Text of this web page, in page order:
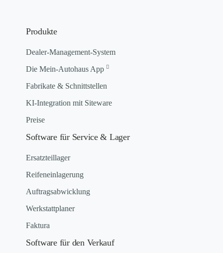
Produkte
Dealer-Management-System
Die Mein-Autohaus App
Fabrikate & Schnittstellen
KI-Integration mit Siteware
Preise
Software für Service & Lager
Ersatzteillager
Reifeneinlagerung
Auftragsabwicklung
Werkstattplaner
Faktura
Software für den Verkauf